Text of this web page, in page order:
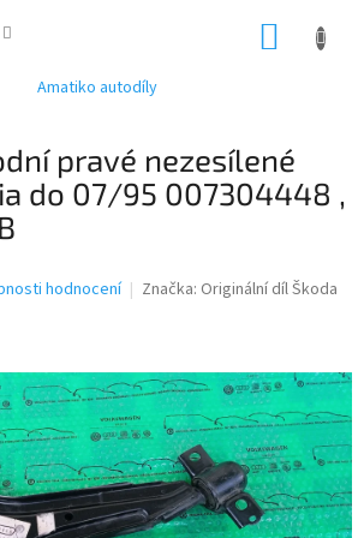
Amatiko autodíly
pravé nezesílené
do 07/95 007304448 ,
hodnocení Značka: Originální díl Škoda